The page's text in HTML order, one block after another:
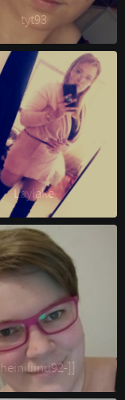
tyt93
Laylake
]]